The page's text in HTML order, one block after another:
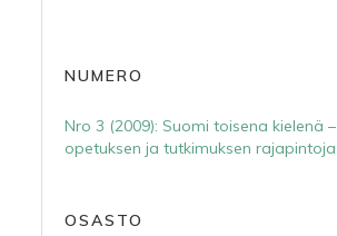
NUMERO
Nro 3 (2009): Suomi toisena kielenä –
opetuksen ja tutkimuksen rajapintoja
OSASTO